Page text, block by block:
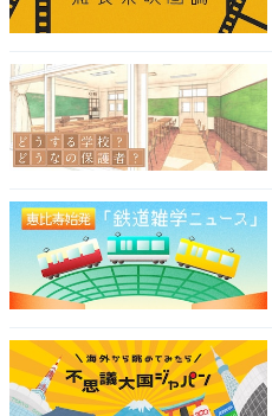
画像出典：テレビ朝日『六本木クラス』